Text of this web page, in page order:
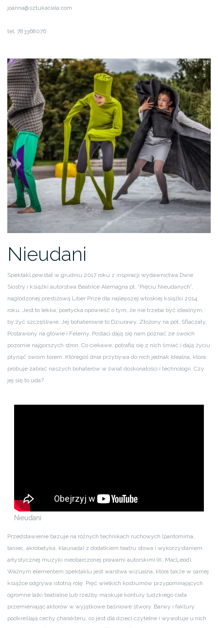
joanna@sztukaciala.com
tel. 783368076
Nieudani
Spektakl powstał w grudniu 2017 roku z inspiracji wydawnictwa Dwie
Siostry i książki autorstwa Beatrice Alemagna pt. “Pięciu Nieudanych”,
nagrodzonej prestiżową Liber Prize dla najlepszej włoskiej książki 2014
roku. Jest to lekka, poetycka opowieść o tym, że nie trzeba być idealnym,
by żyć szczęśliwie. Jej bohaterowie to Dziurawy, Złożony na pół, Sflaczały,
Postawiony na głowie i Felerny. Postaci dają się nam poznać ze swoich
pozornie najgorszych stron. Co ciekawe, potrafią się z nich śmiać i dają życiu
płynąć swoim torem. Któregoś dnia przybywa do nich jednak Idealna, która
próbuje zabrać naszych bohaterów w świat doskonałości i technologii. Czy
jej się to uda?
Nieudani
Przedstawienie bazuje na różnych technikach ruchowych (pantomima,
taniec, akrobatyka, klaunada) z dodatkiem teatru słowa i wykorzystaniem
artystycznej muzyki nieobarczonej prawami autorskimi (K. MacLeod).
Ważnym elementem spektaklu jest warstwa wizualna, która także w samej
książce odgrywa istotną rolę. Pięć wielkich kostiumów przypominających
ogromne lalki teatralne lub rzeźby maskuje kontury ludzkiego ciała
przemieniając aktorów w wyjątkowe baśniowe stwory. Barwy i faktury
podkreślają cechy charakteru, co jest dla dzieci czytelne i wywołuje u nich